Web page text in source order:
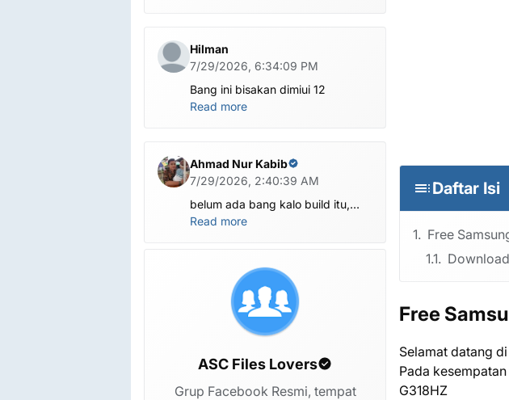
Daftar Isi
Free
Free
Selamat datang
Pada
G318HZ
Hilman
7/29/2026, 6:34:09 PM
Bang ini bisakan dimiui 12
Read more
Ahmad Nur Kabib
7/29/2026, 2:40:39 AM
belum ada bang kalo build itu,
kalo versi ini ada X1201-
Read more
ASC Files Lovers
Grup Facebook Resmi, tempat